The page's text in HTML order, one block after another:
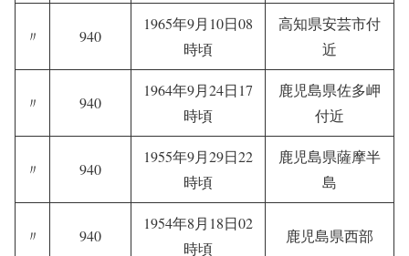
〃 940
1965年9月10日08
時頃
高知県安芸市付
近
〃 940
1964年9月24日17
時頃
鹿児島県佐多岬
付近
〃 940
1955年9月29日22
時頃
鹿児島県薩摩半
島
〃 940
1954年8月18日02
時頃
鹿児島県西部